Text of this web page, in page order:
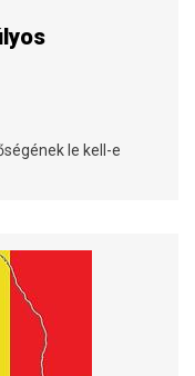
le kell-e